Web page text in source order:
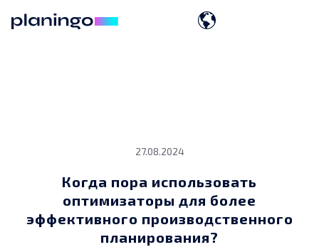
27.08.2024
Когда пора использовать
оптимизаторы для более
эффективного производственного
планирования?